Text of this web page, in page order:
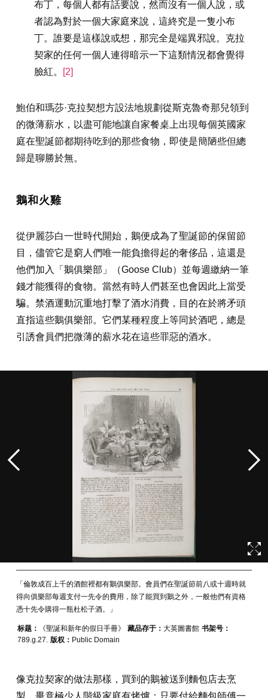
布丁，每個人都有話要說，然而沒有一個人說，或
者認為對於一個大家庭來說，這終究是一隻小布
丁。誰要是這樣說或想，那完全是端異邪說。克拉
契家的任何一個人連得暗示一下這類情況都會覺得
臉紅。
[2]
鮑伯和瑪莎·克拉契想方設法地規劃從斯克魯奇那兒領到
的微薄薪水，以盡可能地讓自家餐桌上出現每個英國家
庭在聖誕節都期待吃到的那些食物，即使是簡陋些但總
歸是聊勝於無。
鵝和火雞
從伊麗莎白一世時代開始，鵝便成為了聖誕節的保留節
目，儘管它是窮人們唯一能負擔得起的奢侈品，這還是
他們加入「鵝俱樂部」（Goose Club）並每週繳納一筆
錢才能獲得的食物。當然有時人們甚至也會因此上當受
騙。禁酒運動沉重地打擊了酒水消費，目的在於將矛頭
直指這些鵝俱樂部。它們某種程度上等同於酒吧，總是
引誘會員們把微薄的薪水花在這些罪惡的酒水。
「倫敦成百上千的酒館裡都有鵝俱樂部。會員們在聖誕節前八或十週時就
得向俱樂部每週支付一先令的費用，除了能買到鵝之外，一般他們有資格
憑十先令購得一瓶杜松子酒。」
标题： 《聖誕和新年的假日手冊》 藏品存于： 大英圖書館 书架号：
789.g.27. 版权： Public Domain
像克拉契家的做法那樣，買到的鵝被送到麵包店去烹
製，畢竟極少人階級家庭有烤爐；只要付給麵包師傅一